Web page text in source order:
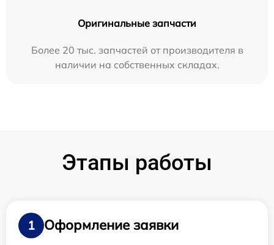
Оригинальные запчасти
Более 20 тыс. запчастей от производителя в
наличии на собственных складах.
Этапы работы
1
Оформление заявки